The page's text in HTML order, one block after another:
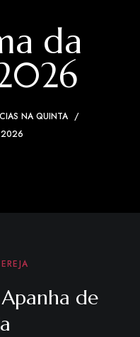
da
NA QUINTA
2026
de